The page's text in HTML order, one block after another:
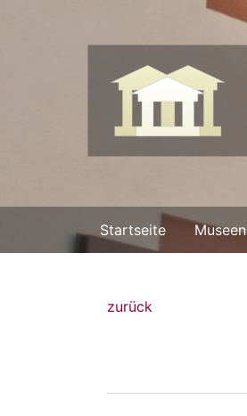
Startseite Museen
zurück